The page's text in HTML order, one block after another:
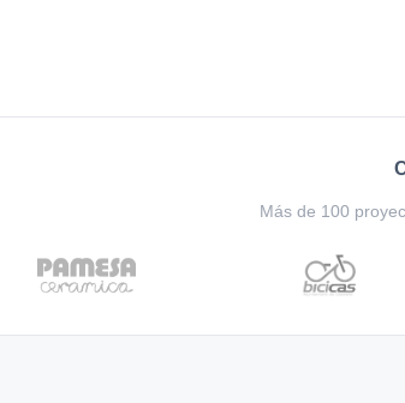
Más de 100